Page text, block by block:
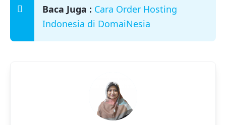
Baca Juga : Cara Order Hosting
Indonesia di DomaiNesia